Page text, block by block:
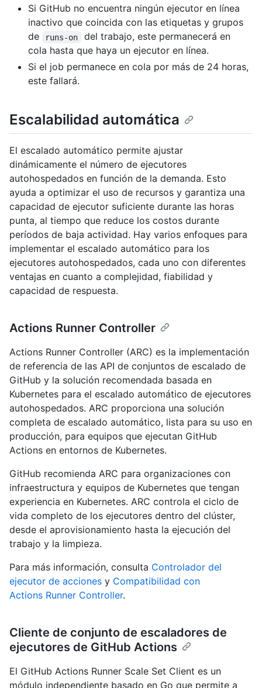
Si GitHub no encuentra ningún ejecutor en línea
inactivo que coincida con las etiquetas y grupos
de
runs-on
del trabajo, este permanecerá en
cola hasta que haya un ejecutor en línea.
Si el job permanece en cola por más de 24 horas,
este fallará.
Escalabilidad automática
El escalado automático permite ajustar
dinámicamente el número de ejecutores
autohospedados en función de la demanda. Esto
ayuda a optimizar el uso de recursos y garantiza una
capacidad de ejecutor suficiente durante las horas
punta, al tiempo que reduce los costos durante
períodos de baja actividad. Hay varios enfoques para
implementar el escalado automático para los
ejecutores autohospedados, cada uno con diferentes
ventajas en cuanto a complejidad, fiabilidad y
capacidad de respuesta.
Actions Runner Controller
Actions Runner Controller (ARC) es la implementación
de referencia de las API de conjuntos de escalado de
GitHub y la solución recomendada basada en
Kubernetes para el escalado automático de ejecutores
autohospedados. ARC proporciona una solución
completa de escalado automático, lista para su uso en
producción, para equipos que ejecutan GitHub
Actions en entornos de Kubernetes.
GitHub recomienda ARC para organizaciones con
infraestructura y equipos de Kubernetes que tengan
experiencia en Kubernetes. ARC controla el ciclo de
vida completo de los ejecutores dentro del clúster,
desde el aprovisionamiento hasta la ejecución del
trabajo y la limpieza.
Para más información, consulta Controlador del
ejecutor de acciones y Compatibilidad con
Actions Runner Controller.
Cliente de conjunto de escaladores de
ejecutores de GitHub Actions
El GitHub Actions Runner Scale Set Client es un
módulo independiente basado en Go que permite a